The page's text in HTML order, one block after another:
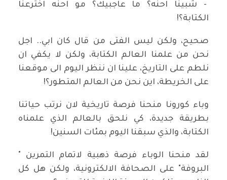
- شبينا احنه؟ ما عاجبيك؟ مو احنه اخترعنا
الكتابة؟!
صحيح، ولكن ليس الفتى من قال كان ابي.. اجل
نحن من علمنا العالم الكتابة، ولكن لا يكفي ان
نلطم على التاريخ، علينا ان ننظر اليوم الى موقعنا
على الخريطة، اين نحن من العالم المتطور؟!
وباء كورونا منحنا فرصة تاريخية لان نرتب حياتنا
بطريقة جديدة، كي نلحق بالعالم الذي علمناه
الكتابة، والذي سبقنا اليوم بمئات السنين!
لقد منحنا الوباء فرصة ذهبية لاتمام التمرين "
البروفة" على الصحافة الالكترونية، ولكن هل كل